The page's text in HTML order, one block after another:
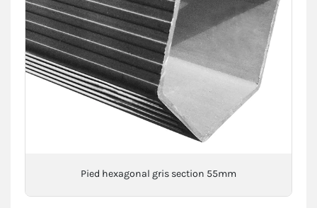
Pied hexagonal gris section 55mm